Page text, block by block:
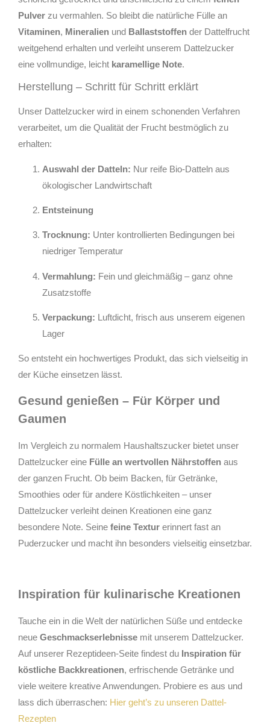
Pulver zu vermahlen. So bleibt die natürliche Fülle an
Vitaminen, Mineralien und Ballaststoffen der Dattelfrucht
weitgehend erhalten und verleiht unserem Dattelzucker
eine vollmundige, leicht karamellige Note.
Herstellung – Schritt für Schritt erklärt
Unser Dattelzucker wird in einem schonenden Verfahren
verarbeitet, um die Qualität der Frucht bestmöglich zu
erhalten:
Auswahl der Datteln: Nur reife Bio-Datteln aus
ökologischer Landwirtschaft
Entsteinung
Trocknung: Unter kontrollierten Bedingungen bei
niedriger Temperatur
Vermahlung: Fein und gleichmäßig – ganz ohne
Zusatzstoffe
Verpackung: Luftdicht, frisch aus unserem eigenen
Lager
So entsteht ein hochwertiges Produkt, das sich vielseitig in
der Küche einsetzen lässt.
Gesund genießen – Für Körper und
Gaumen
Im Vergleich zu normalem Haushaltszucker bietet unser
Dattelzucker eine Fülle an wertvollen Nährstoffen aus
der ganzen Frucht. Ob beim Backen, für Getränke,
Smoothies oder für andere Köstlichkeiten – unser
Dattelzucker verleiht deinen Kreationen eine ganz
besondere Note. Seine feine Textur erinnert fast an
Puderzucker und macht ihn besonders vielseitig einsetzbar.
Inspiration für kulinarische Kreationen
Tauche ein in die Welt der natürlichen Süße und entdecke
neue Geschmackserlebnisse mit unserem Dattelzucker.
Auf unserer Rezeptideen-Seite findest du Inspiration für
köstliche Backkreationen, erfrischende Getränke und
viele weitere kreative Anwendungen. Probiere es aus und
lass dich überraschen: Hier geht’s zu unseren Dattel-
Rezepten